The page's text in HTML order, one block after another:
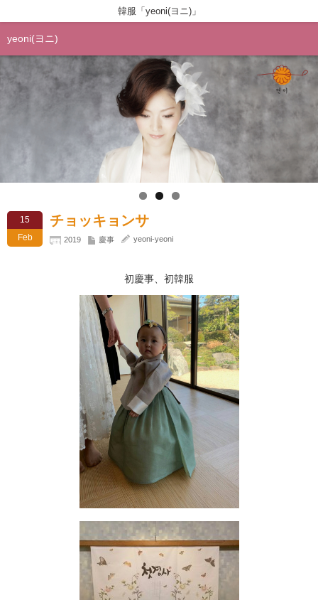
韓服「yeoni(ヨニ)」
yeoni(ヨニ)
15
Feb
チョッキョンサ
2019 慶事 yeoni-yeoni
初慶事、初韓服